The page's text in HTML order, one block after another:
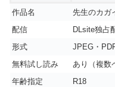
作品名
先生のカガ
配信
DLsite独占
形式
JPEG・
無料試し読み
あり（複数
年齢指定
R18